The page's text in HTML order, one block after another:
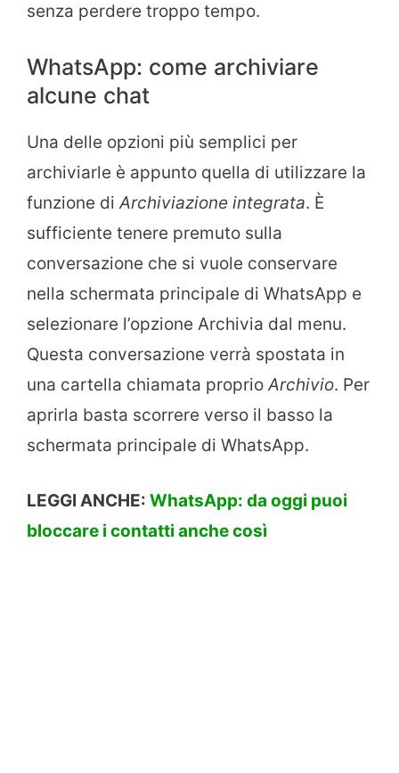
senza perdere troppo tempo.
WhatsApp: come archiviare
alcune chat
Una delle opzioni più semplici per
archiviarle è appunto quella di utilizzare la
funzione diArchiviazione integrata. È
sufficiente tenere premuto sulla
conversazione che si vuole conservare
nella schermata principale di WhatsApp e
selezionare l’opzione Archivia dal menu.
Questa conversazione verrà spostata in
una cartella chiamata proprioArchivio. Per
aprirla basta scorrere verso il basso la
schermata principale di WhatsApp.
LEGGI ANCHE: WhatsApp: da oggi puoi
bloccare i contatti anche così